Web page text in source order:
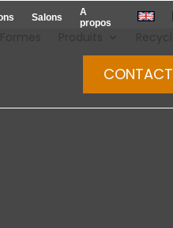
Salons
A
propos
CONTACT